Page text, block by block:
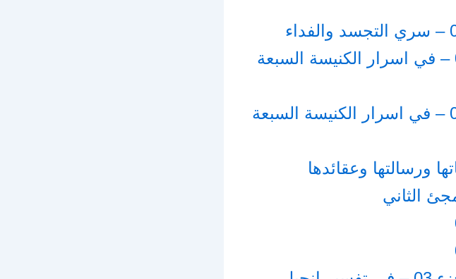
الجزء 08 – اللاهوت العقيدي ج03 – في اسرار الكنيسة السبعة
الجزء 09 – اللاهوت العقيدي ج 04 – في اسرار الكنيسة السبعة